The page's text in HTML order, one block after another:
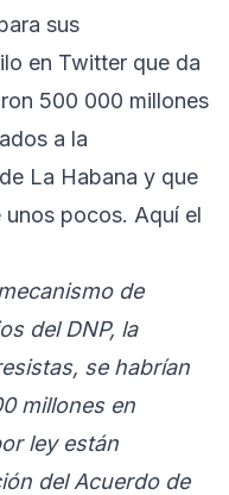
sus
en Twitter que da
500 000 millones
a la
La Habana y que
pocos. Aquí el
de
del DNP, la
se habrían
millones en
ley están
del Acuerdo de